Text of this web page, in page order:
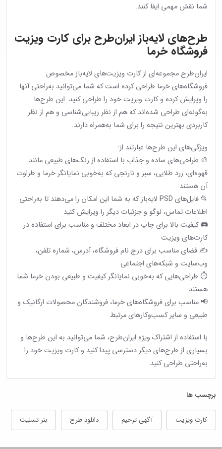
شما نقش مهمی ایفا کنند.
طرح‌های لایه‌باز ایران‌طرح برای کارت ویزیت
فروشگاه خرما
ایران‌طرح مجموعه‌ای از کارت ویزیت‌های لایه‌باز مخصوص
فروشگاه‌های خرما طراحی کرده است که شما می‌توانید به‌راحتی آنها
را ویرایش کرده و کارت ویزیت خود را طراحی کنید. این طرح‌ها
به‌گونه‌ای طراحی شده‌اند که هم از نظر زیبایی‌شناسی و هم از نظر
کاربردی بهترین نتیجه را برای شما به‌همراه دارند.
ویژگی‌های این طرح‌ها عبارتند از:
🎨 طراحی‌های ساده و جذاب با استفاده از رنگ‌های طبیعی مانند
قهوه‌ای، زرد طلایی، سبز و نارنجی که به‌خوبی نمایانگر خرما و طراوت
آن هستند
📂 فایل‌های PSD لایه‌باز که به شما این امکان را می‌دهند تا به‌راحتی
اطلاعات تماس، لوگو و جزئیات دیگر را ویرایش کنید
🖨 کیفیت بالا برای چاپ در ابعاد مختلف و مناسب برای استفاده در
کارت‌های ویزیت
✍️ فضای مناسب برای درج نام فروشگاه، آدرس، شماره تلفن،
وب‌سایت و شبکه‌های اجتماعی
⏱ طراحی‌هایی که به‌خوبی نمایانگر کیفیت و طبیعی بودن خرما شما
هستند
📢 مناسب برای فروشگاه‌های خرما، فروشندگان محصولات ارگانیک و
طبیعی و سایر کسب‌وکارهای مرتبط
با استفاده از اشتراک ویژه ایران‌طرح، شما می‌توانید به این طرح‌ها و
بسیاری از طرح‌های دیگر دسترسی پیدا کنید و کارت ویزیت خود را
به‌راحتی طراحی کنید.
برچسب ها
کارت ویزیت آگهی ترحیم دانلود طرح بنر تسلیت